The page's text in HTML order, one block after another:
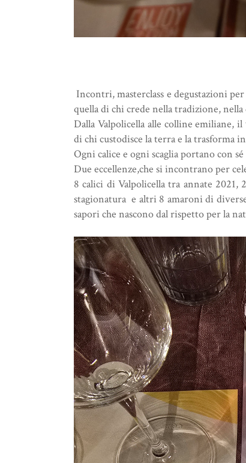
Incontri, masterclass e degustazioni
quella di chi crede nella tradizione,
Dalla Valpolicella alle colline emiliane,
di chi custodisce la terra e la trasforma
Ogni calice e ogni scaglia portano con
Due eccellenze,che si incontrano per
8 calici di Valpolicella tra annate
stagionatura e altri 8 amaroni di
sapori che nascono dal rispetto per la